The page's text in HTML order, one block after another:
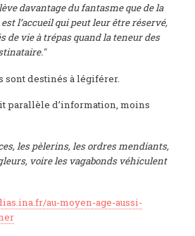
davantage du fantasme que de la
l’accueil qui peut leur être réservé,
de vie à trépas quand la teneur des
sont destinés à légiférer.
parallèle d’information, moins
les pèlerins, les ordres mendiants,
voire les vagabonds véhiculent
au-moyen-age-aussi-